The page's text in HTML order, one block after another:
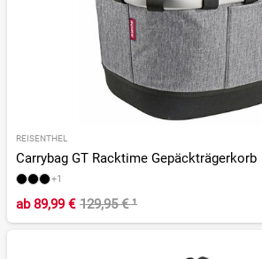
REISENTHEL
Carrybag GT Racktime Gepäckträgerkorb
+1
ab89,99 € 129,95 €¹